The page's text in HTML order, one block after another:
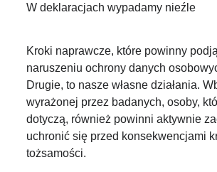
W deklaracjach wypadamy nieźle
Kroki naprawcze, które powinny
naruszeniu ochrony danych
Drugie, to nasze własne działania.
wyrażonej przez badanych, osoby,
dotyczą, również powinni aktywnie
uchronić się przed konsekwencjami
tożsamości.